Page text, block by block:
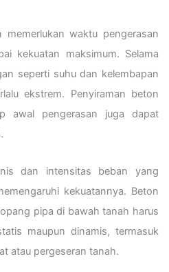
waktu pengerasan
kekuatan maksimum. Selama
seperti suhu dan kelembapan
ekstrem. Penyiraman beton
awal pengerasan juga dapat
dan intensitas beban yang
kekuatannya. Beton
pipa di bawah tanah harus
maupun dinamis, termasuk
atau pergeseran tanah.